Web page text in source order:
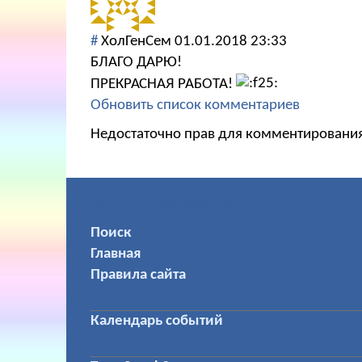
# ХолГенСем 01.01.2018 23:33
БЛАГО ДАРЮ!
ПРЕКРАСНАЯ РАБОТА!
Обновить список комментариев
Недостаточно прав для
Поиск
Главная
Правила сайта
Календарь событий